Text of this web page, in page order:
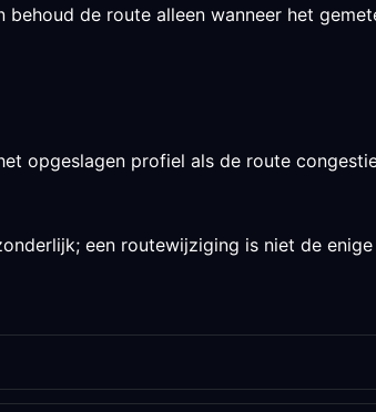
de route alleen wanneer het
opgeslagen profiel als de route
een routewijziging is niet de enige